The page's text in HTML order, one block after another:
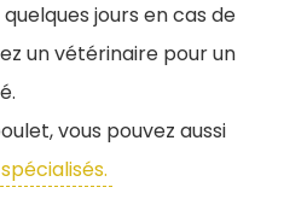
jours en cas de
un vétérinaire pour un
vous pouvez aussi